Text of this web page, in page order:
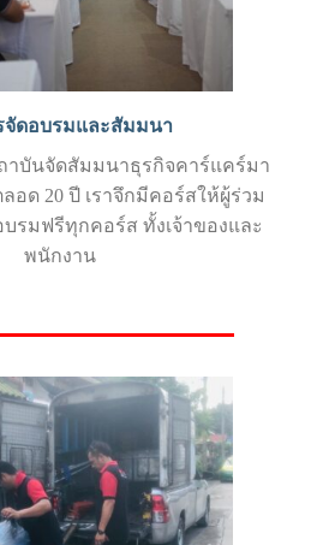
จัดอบรมและสัมมนา
ถาบันจัดสัมมนาธุรกิจคาร์แคร์มา
อด 20 ปี เราจึกมีคอร์สให้ผู้ร่วม
รมฟรีทุกคอร์ส ทั้งเจ้าของและ
พนักงาน